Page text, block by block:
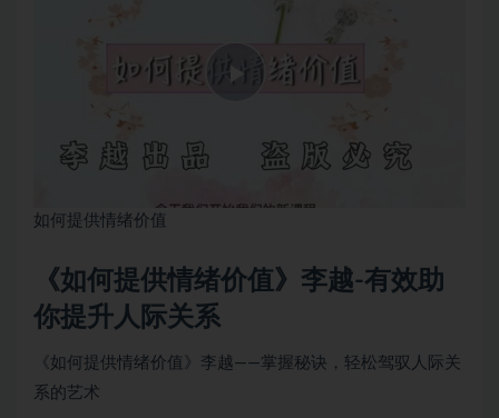
如何提供情绪价值
《如何提供情绪价值》李越-有效助
你提升人际关系
《如何提供情绪价值》李越——掌握秘诀，轻松驾驭人际关
系的艺术